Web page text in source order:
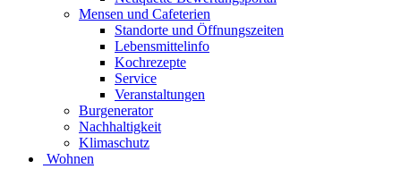
Mensen und Cafeterien
Standorte und Öffnungszeiten
Lebensmittelinfo
Kochrezepte
Service
Veranstaltungen
Burgenerator
Nachhaltigkeit
Klimaschutz
Wohnen